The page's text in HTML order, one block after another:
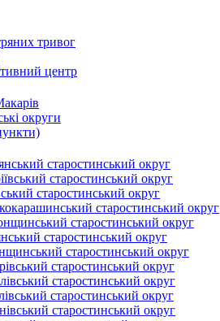
тривог
центр
округи
старостинський округ
старостинський округ
старостинський округ
старостинський округ
старостинський округ
старостинський округ
старостинський округ
старостинський округ
старостинський округ
старостинський округ
старостинський округ